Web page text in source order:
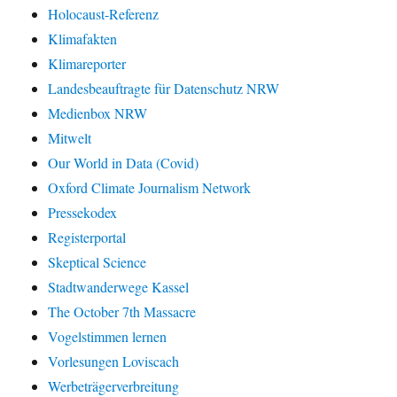
Holocaust-Referenz
Klimafakten
Klimareporter
Landesbeauftragte für Datenschutz NRW
Medienbox NRW
Mitwelt
Our World in Data (Covid)
Oxford Climate Journalism Network
Pressekodex
Registerportal
Skeptical Science
Stadtwanderwege Kassel
The October 7th Massacre
Vogelstimmen lernen
Vorlesungen Loviscach
Werbeträgerverbreitung